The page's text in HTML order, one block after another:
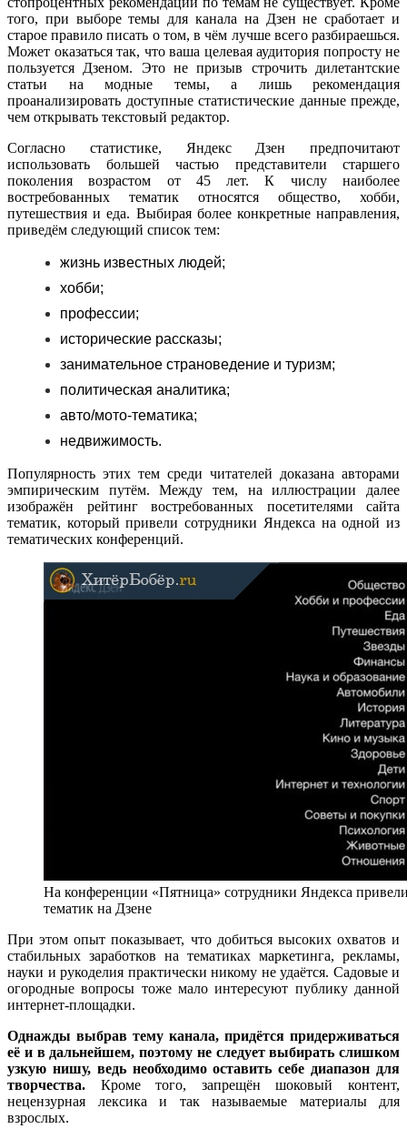
того, при выборе темы для канала на Дзен не сработает и
старое правило писать о том, в чём лучше всего разбираешься.
Может оказаться так, что ваша целевая аудитория попросту не
пользуется Дзеном. Это не призыв строчить дилетантские
статьи на модные темы, а лишь рекомендация
проанализировать доступные статистические данные прежде,
чем открывать текстовый редактор.
Согласно статистике, Яндекс Дзен предпочитают
использовать большей частью представители старшего
поколения возрастом от 45 лет. К числу наиболее
востребованных тематик относятся общество, хобби,
путешествия и еда. Выбирая более конкретные направления,
приведём следующий список тем:
жизнь известных людей;
хобби;
профессии;
исторические рассказы;
занимательное страноведение и туризм;
политическая аналитика;
авто/мото-тематика;
недвижимость.
Популярность этих тем среди читателей доказана авторами
эмпирическим путём. Между тем, на иллюстрации далее
изображён рейтинг востребованных посетителями сайта
тематик, который привели сотрудники Яндекса на одной из
тематических конференций.
На конференции «Пятница» сотрудники Яндекса
тематик на Дзене
При этом опыт показывает, что добиться высоких охватов и
стабильных заработков на тематиках маркетинга, рекламы,
науки и рукоделия практически никому не удаётся. Садовые и
огородные вопросы тоже мало интересуют публику данной
интернет-площадки.
Однажды выбрав тему канала, придётся придерживаться
её и в дальнейшем, поэтому не следует выбирать слишком
узкую нишу, ведь необходимо оставить себе диапазон для
творчества. Кроме того, запрещён шоковый контент,
нецензурная лексика и так называемые материалы для
взрослых.